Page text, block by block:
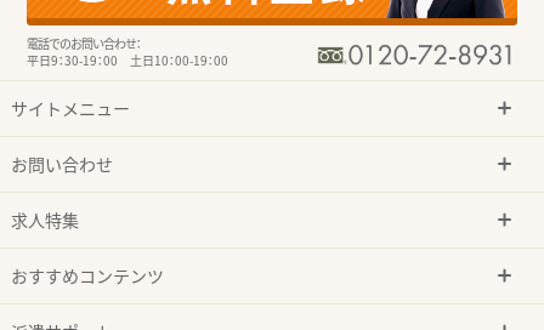
電話でのお問い合わせ：
平日9：30-19：00 土日10：00-19：00
サイトメニュー
お問い合わせ
求人特集
おすすめコンテンツ